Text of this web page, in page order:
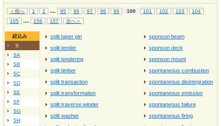
＜前へ 1 2 .... 95 96 97 98 99 100 101 102 103
104
105
.... 156 157 次へ＞
絞込み
S
SA
SB
SC
SD
SE
SF
SG
SH
split taper pin
split tender
split tendering
split timber
split transaction
split transformation
split traverse winder
split washer
sponson beam
sponson deck
sponson mount
spontaneous combustion
spontaneous disintegration
spontaneous emission
spontaneous failure
spontaneous firing